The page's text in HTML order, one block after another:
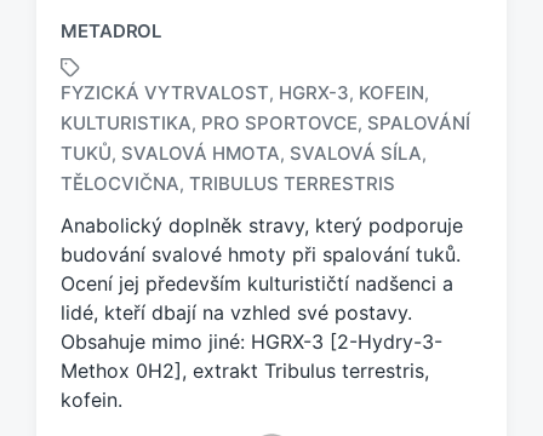
METADROL
z
n
a
e
n
o
t
a
g
FYZICKÁ VYTRVALOST, HGRX-3, KOFEIN,
KULTURISTIKA, PRO SPORTOVCE, SPALOVÁNÍ
TUKŮ, SVALOVÁ HMOTA, SVALOVÁ SÍLA,
TĚLOCVIČNA, TRIBULUS TERRESTRIS
Anabolický doplněk stravy, který podporuje
budování svalové hmoty při spalování tuků.
Ocení jej především kulturističtí nadšenci a
lidé, kteří dbají na vzhled své postavy.
Obsahuje mimo jiné: HGRX-3 [2-Hydry-3-
Methox 0H2], extrakt Tribulus terrestris,
kofein.